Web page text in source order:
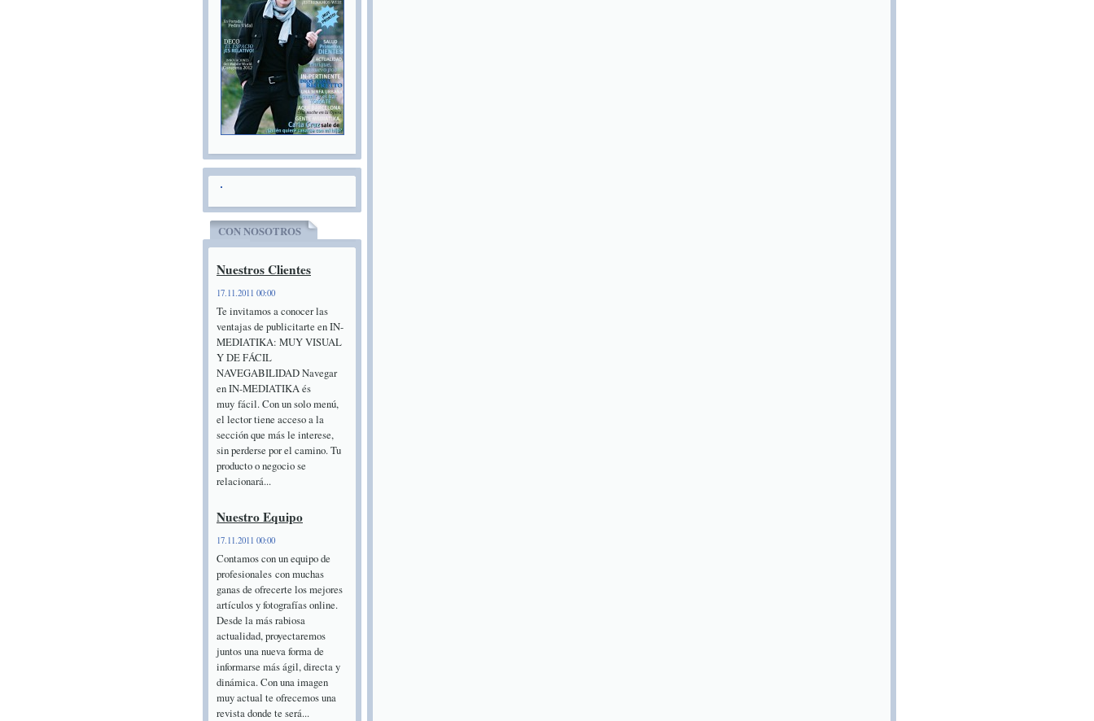
CON NOSOTROS
Nuestros Clientes
17.11.2011 00:00
Te invitamos a conocer las
ventajas de publicitarte en IN-
MEDIATIKA: MUY VISUAL
Y DE FÁCIL
NAVEGABILIDAD Navegar
en IN-MEDIATIKA és
muy fácil. Con un solo menú,
el lector tiene acceso a la
sección que más le interese,
sin perderse por el camino. Tu
producto o negocio se
relacionará...
Nuestro Equipo
17.11.2011 00:00
Contamos con un equipo de
profesionales con muchas
ganas de ofrecerte los mejores
artículos y fotografías online.
Desde la más rabiosa
actualidad, proyectaremos
juntos una nueva forma de
informarse más ágil, directa y
dinámica. Con una imagen
muy actual te ofrecemos una
revista donde te será...